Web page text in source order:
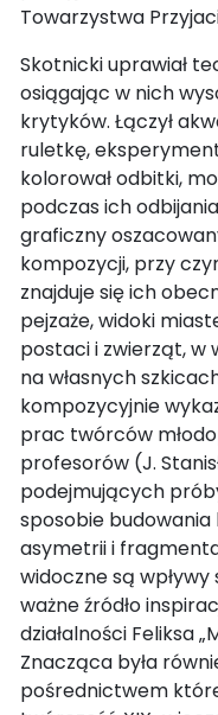
Towarzystwa
Skotnicki uprawiał
osiągając w nich
krytyków. Łączył
ruletkę,
kolorował odbitki,
podczas ich
graficzny
kompozycji, przy
znajduje się ich
pejzaże, widoki
postaci i zwierząt, w
na własnych
kompozycyjnie
prac twórców
profesorów (J.
podejmujących
sposobie
asymetrii i
widoczne są
ważne źródło
działalności Feliksa
Znacząca była
pośrednictwem